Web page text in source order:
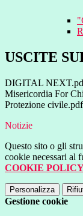
USCITE
DIGITAL
Misericordia For
Protezione civile.pdf
Notizie
Questo sito o gli
cookie necessari al
COOKIE
Personalizza
Gestione cookie